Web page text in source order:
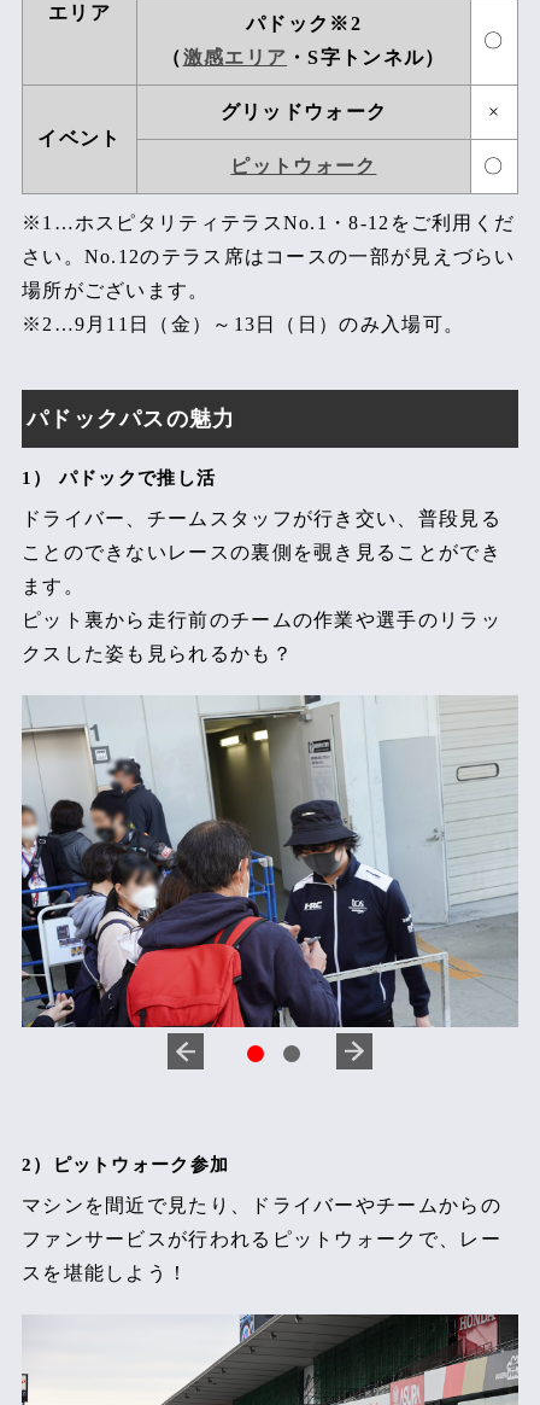
エリア
パドック※2
（激感エリア ・S字トンネル）
〇
イベント
グリッドウォーク ×
ピットウォーク 〇
※1…ホスピタリティテラスNo.1・8-12をご利用くだ
さい。No.12のテラス席はコースの一部が見えづらい
場所がございます。
※2…9月11日（金）～13日（日）のみ入場可。
パドックパスの魅力
1） パドックで推し活
ドライバー、チームスタッフが行き交い、普段見る
ことのできないレースの裏側を覗き見ることができ
ます。
ピット裏から走行前のチームの作業や選手のリラッ
クスした姿も見られるかも？
2）ピットウォーク参加
マシンを間近で見たり、ドライバーやチームからの
ファンサービスが行われるピットウォークで、レー
スを堪能しよう！